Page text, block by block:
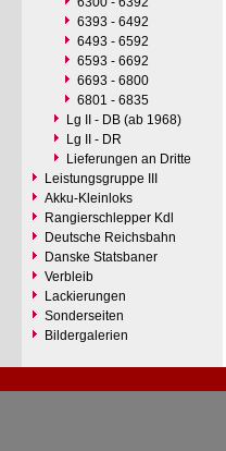
6393 - 6492
6493 - 6592
6593 - 6692
6693 - 6800
6801 - 6835
Lg II - DB (ab 1968)
Lg II - DR
Lieferungen an Dritte
Leistungsgruppe III
Akku-Kleinloks
Rangierschlepper Kdl
Deutsche Reichsbahn
Danske Statsbaner
Verbleib
Lackierungen
Sonderseiten
Bildergalerien